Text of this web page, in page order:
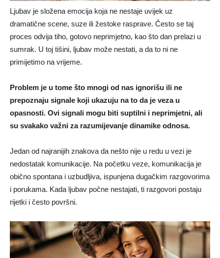
Ljubav je složena emocija koja ne nestaje uvijek uz
dramatične scene, suze ili žestoke rasprave. Često se taj
proces odvija tiho, gotovo neprimjetno, kao što dan prelazi u
sumrak. U toj tišini, ljubav može nestati, a da to ni ne
primijetimo na vrijeme.
Problem je u tome što mnogi od nas ignorišu ili ne
prepoznaju signale koji ukazuju na to da je veza u
opasnosti. Ovi signali mogu biti suptilni i neprimjetni, ali
su svakako važni za razumijevanje dinamike odnosa.
Jedan od najranijih znakova da nešto nije u redu u vezi je
nedostatak komunikacije. Na početku veze, komunikacija je
obično spontana i uzbudljiva, ispunjena dugačkim razgovorima
i porukama. Kada ljubav počne nestajati, ti razgovori postaju
rijetki i često površni.